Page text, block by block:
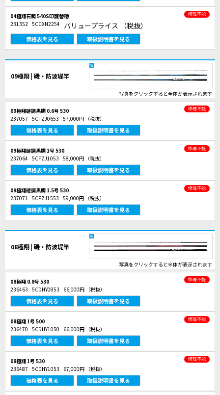
04極翔石鯛 540S印籠替穂 修理不能
231352 5CCXN2254 バリュープライス （税抜）
価格表を見る 取扱説明書を見る
09極翔 | 磯・防波堤竿
写真をクリックすると全体が表示されます
09極翔硬調黒鯛 0.6号 530 修理不能
237057 5CFZJ0653 57,000円 （税抜）
価格表を見る 取扱説明書を見る
09極翔硬調黒鯛 1号 530 修理不能
237064 5CFZJ1053 58,000円 （税抜）
価格表を見る 取扱説明書を見る
09極翔硬調黒鯛 1.5号 530 修理不能
237071 5CFZJ1553 59,000円 （税抜）
価格表を見る 取扱説明書を見る
08極翔 | 磯・防波堤竿
写真をクリックすると全体が表示されます
08極翔 0.8号 530 修理不能
236463 5CDHY0853 66,000円 （税抜）
価格表を見る 取扱説明書を見る
08極翔 1号 500 修理不能
236470 5CDHY1050 66,000円 （税抜）
価格表を見る 取扱説明書を見る
08極翔 1号 530 修理不能
236487 5CDHY1053 67,000円 （税抜）
価格表を見る 取扱説明書を見る